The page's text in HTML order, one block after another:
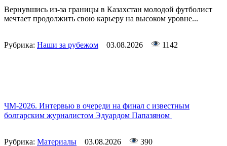
Вернувшись из-за границы в Казахстан молодой футболист
мечтает продолжить свою карьеру на высоком уровне...
Рубрика: Наши за рубежом 03.08.2026 1142
ЧМ-2026. Интервью в очереди на финал с известным
болгарским журналистом Эдуардом Папазяном
Рубрика: Материалы 03.08.2026 390